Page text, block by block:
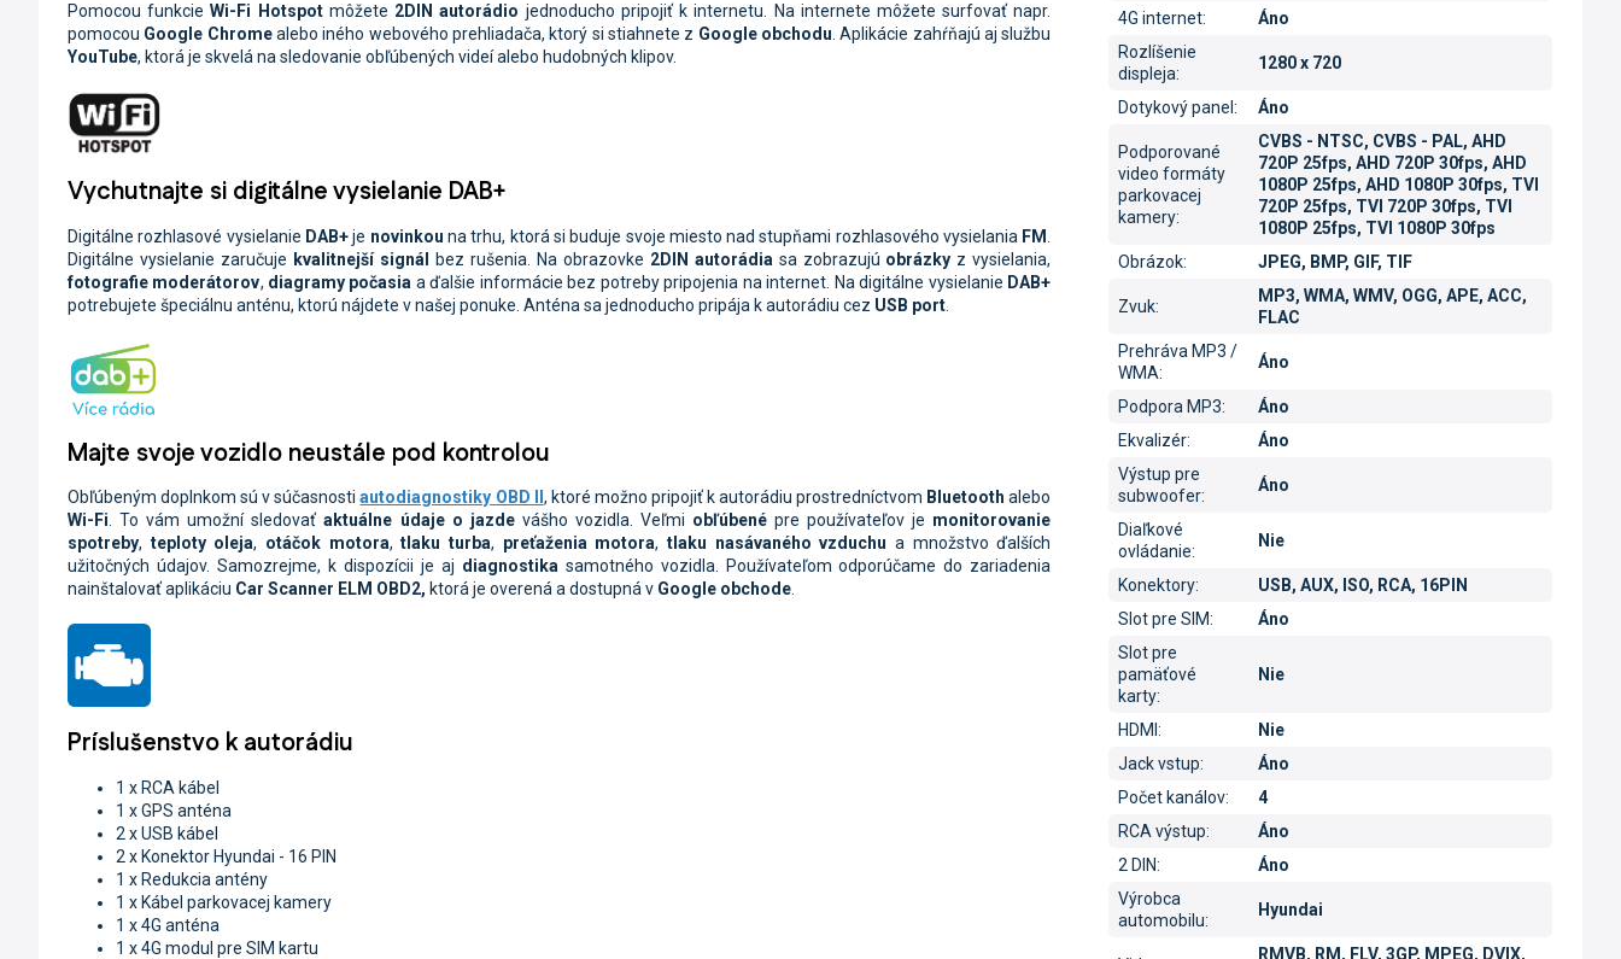
Pomocou funkcieWi-Fi Hotspotmôžete 2DIN autorádio jednoducho pripojiť k internetu. Na internete môžete surfovať napr.
pomocou Google Chromealebo iného webového prehliadača, ktorý si stiahnete z Google obchodu. Aplikácie zahŕňajú aj službu
YouTube, ktorá je skvelá na sledovanie obľúbených videí alebo hudobných klipov.
Vychutnajte si digitálne vysielanie DAB+
Digitálne rozhlasové vysielanie DAB+je novinkou na trhu, ktorá si buduje svoje miesto nad stupňami rozhlasového vysielania FM
Digitálne vysielanie zaručuje kvalitnejší signál bez rušenia. Na obrazovke 2DIN autorádia sa zobrazujú obrázky z vysielania,
fotografie moderátorov, diagramy počasia a ďalšie informácie bez potreby pripojenia na internet. Na digitálne vysielanie DAB+
potrebujete špeciálnu anténu, ktorú nájdete v našej ponuke. Anténa sa jednoducho pripája k autorádiu cez USB port
Majte svoje vozidlo neustále pod kontrolou
Obľúbeným doplnkom sú v súčasnostiautodiagnostiky OBD II , ktoré možno pripojiť k autorádiu prostredníctvom Bluetooth alebo
Wi-Fi. To vám umožní sledovaťaktuálne údaje o jazdevášho vozidla. Veľmi obľúbené pre používateľov je monitorovanie
spotreby, teploty oleja, otáčok motora,tlaku turba, preťaženia motora,tlaku nasávaného vzduchu a množstvo ďalších
užitočných údajov. Samozrejme, k dispozícii je aj diagnostikasamotného vozidla. Používateľom odporúčame do zariadenia
nainštalovať aplikáciu Car Scanner ELM OBD2, ktorá je overená a dostupná v Google obchode.
Príslušenstvo k autorádiu
1 x RCA kábel
1 x GPS anténa
2 x USB kábel
2 x Konektor Hyundai - 16 PIN
1 x Redukcia antény
1 x Kábel parkovacej kamery
1 x 4G anténa
1 x 4G modul pre SIM kartu
4G internet:
Áno
Rozlíšenie
displeja:
1280 x 720
Dotykový panel: Áno
Podporované
video formáty
parkovacej
kamery:
CVBS - NTSC, CVBS - PAL, AHD
720P 25fps, AHD 720P 30fps, AHD
1080P 25fps, AHD 1080P 30fps, TVI
720P 25fps, TVI 720P 30fps, TVI
1080P 25fps, TVI 1080P 30fps
Obrázok: JPEG, BMP, GIF, TIF
Zvuk:
MP3, WMA, WMV, OGG, APE, ACC,
FLAC
Prehráva MP3 /
WMA:
Áno
Podpora MP3:
Áno
Ekvalizér:
Áno
Výstup pre
subwoofer:
Áno
Diaľkové
ovládanie:
Nie
Konektory:
USB, AUX, ISO, RCA, 16PIN
Slot pre SIM:
Áno
Slot pre
pamäťové
karty:
Nie
HDMI:
Nie
Jack vstup:
Áno
Počet kanálov:
4
RCA výstup:
Áno
2 DIN:
Áno
Výrobca
automobilu:
Hyundai
RMVB, RM, FLV, 3GP, MPEG, DVIX,